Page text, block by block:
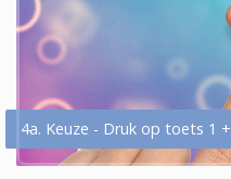
4a. Keuze - Druk op toets 1 +